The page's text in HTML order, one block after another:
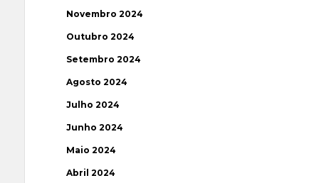
Novembro 2024
Outubro 2024
Setembro 2024
Agosto 2024
Julho 2024
Junho 2024
Maio 2024
Abril 2024